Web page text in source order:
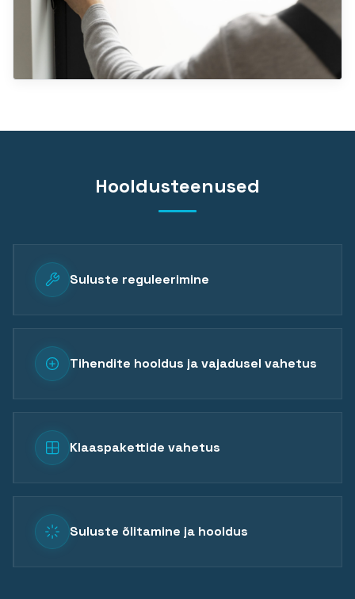
Hooldusteenused
Suluste reguleerimine
Tihendite hooldus ja vajadusel vahetus
Klaaspakettide vahetus
Suluste õlitamine ja hooldus